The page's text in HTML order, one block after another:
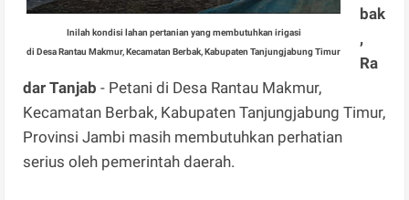
Inilah kondisi lahan pertanian yang membutuhkan irigasi
di Desa Rantau Makmur, Kecamatan Berbak, Kabupaten Tanjungjabung Timur
bak
,
Ra
dar Tanjab- Petani di Desa Rantau Makmur,
Kecamatan Berbak, Kabupaten Tanjungjabung Timur,
Provinsi Jambi masih membutuhkan perhatian
serius oleh pemerintah daerah.